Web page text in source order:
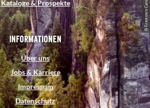
Kataloge & Prospekte
Informationen
Über uns
Jobs & Karriere
Impressum
Datenschutz